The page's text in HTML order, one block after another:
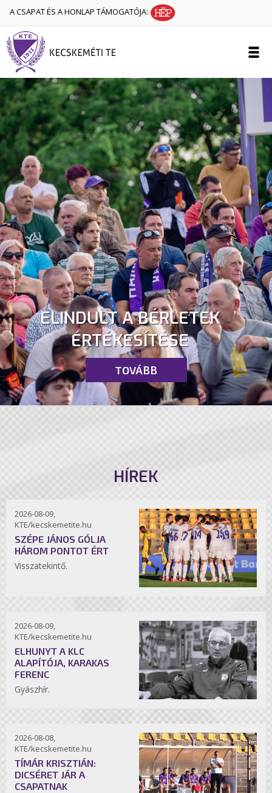
A CSAPAT ÉS A HONLAP TÁMOGATÓJA:
ELINDULT A BÉRLETEK
ÉRTÉKESÍTÉSE
TOVÁBB
HÍREK
2026-08-09,
KTE/kecskemetite.hu
SZÉPE JÁNOS GÓLJA
HÁROM PONTOT ÉRT
Visszatekintő.
2026-08-09,
KTE/kecskemetite.hu
ELHUNYT A KLC
ALAPÍTÓJA, KARAKAS
FERENC
Gyászhír.
2026-08-08,
KTE/kecskemetite.hu
TÍMÁR KRISZTIÁN:
DICSÉRET JÁR A
CSAPATNAK